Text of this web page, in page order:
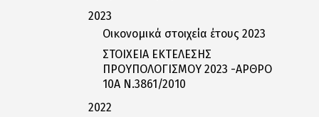
2023
Οικονομικά στοιχεία έτους 2023
ΣΤΟΙΧΕΙΑ ΕΚΤΕΛΕΣΗΣ
ΠΡΟΥΠΟΛΟΓΙΣΜΟΥ 2023 -ΑΡΘΡΟ
10Α Ν.3861/2010
2022